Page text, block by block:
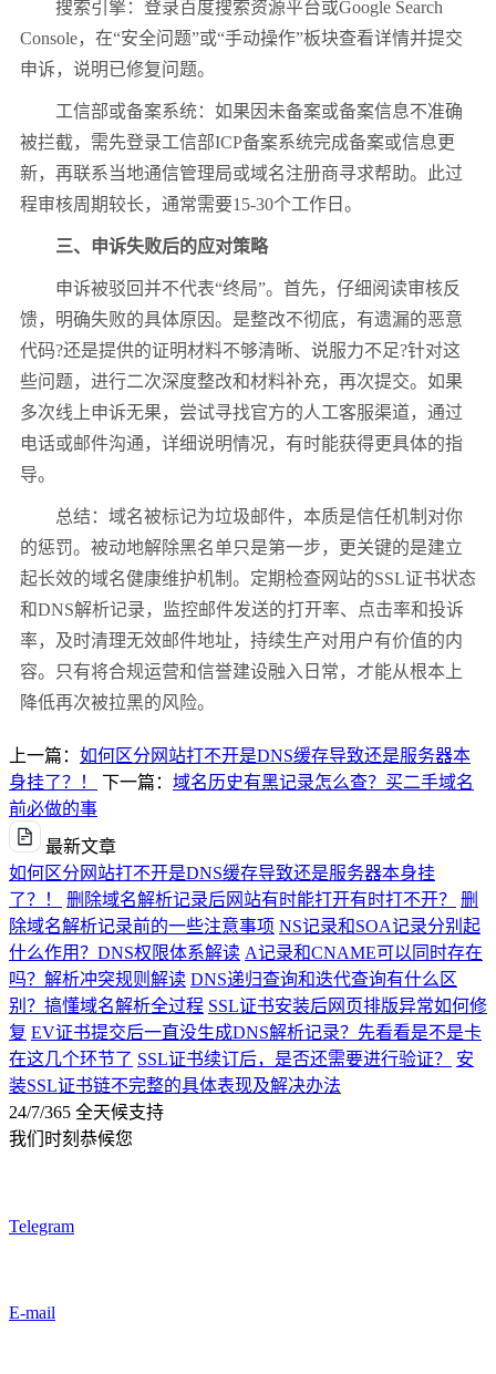
搜索引擎：登录百度搜索资源平台或Google Search
Console，在“安全问题”或“手动操作”板块查看详情并提交
申诉，说明已修复问题。
工信部或备案系统：如果因未备案或备案信息不准确
被拦截，需先登录工信部ICP备案系统完成备案或信息更
新，再联系当地通信管理局或域名注册商寻求帮助。此过
程审核周期较长，通常需要15-30个工作日。
三、申诉失败后的应对策略
申诉被驳回并不代表“终局”。首先，仔细阅读审核反
馈，明确失败的具体原因。是整改不彻底，有遗漏的恶意
代码?还是提供的证明材料不够清晰、说服力不足?针对这
些问题，进行二次深度整改和材料补充，再次提交。如果
多次线上申诉无果，尝试寻找官方的人工客服渠道，通过
电话或邮件沟通，详细说明情况，有时能获得更具体的指
导。
总结：域名被标记为垃圾邮件，本质是信任机制对你
的惩罚。被动地解除黑名单只是第一步，更关键的是建立
起长效的域名健康维护机制。定期检查网站的SSL证书状态
和DNS解析记录，监控邮件发送的打开率、点击率和投诉
率，及时清理无效邮件地址，持续生产对用户有价值的内
容。只有将合规运营和信誉建设融入日常，才能从根本上
降低再次被拉黑的风险。
上一篇： 如何区分网站打不开是DNS缓存导致还是服务器本
身挂了？！
下一篇： 域名历史有黑记录怎么查？买二手域名
前必做的事
最新文章
如何区分网站打不开是DNS缓存导致还是服务器本身挂
了？！
删除域名解析记录后网站有时能打开有时打不开？
删
除域名解析记录前的一些注意事项 NS记录和SOA记录分别起
什么作用？DNS权限体系解读 A记录和CNAME可以同时存在
吗？解析冲突规则解读 DNS递归查询和迭代查询有什么区
别？搞懂域名解析全过程 SSL证书安装后网页排版异常如何修
复 EV证书提交后一直没生成DNS解析记录？先看看是不是卡
在这几个环节了 SSL证书续订后，是否还需要进行验证？
安
装SSL证书链不完整的具体表现及解决办法
24/7/365 全天候支持
我们时刻恭候您
Telegram
E-mail